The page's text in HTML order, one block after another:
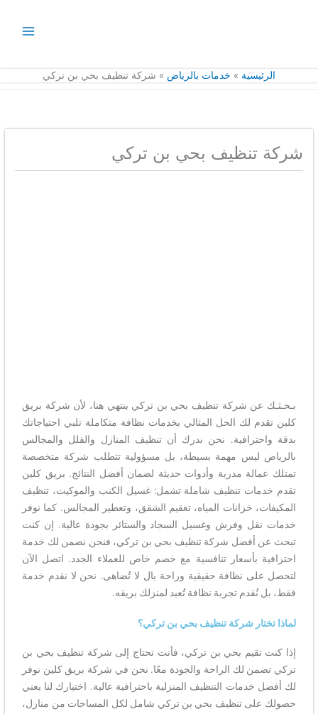
الرئيسية خدمات بالرياض شركة تنظيف بحي بن تركي
شركة تنظيف بحي بن تركي
بـحـثـك عن شركة تنظيف بحي بن تركي ينتهي هنا، لأن شركة بريق
كلين تقدم لك الحل المثالي بخدمات نظافة متكاملة تلبي احتياجاتك
بدقة واحترافية. نحن ندرك أن تنظيف المنازل والفلل والمجالس
بالرياض ليس مهمة بسيطة، بل مسؤولية تتطلب شركة متخصصة
تمتلك عمالة مدربة وأدوات حديثة لضمان أفضل النتائج. بريق كلين
تقدم خدمات تنظيف شاملة تشمل: غسيل الكنب والموكيت، تنظيف
المكيفات، خزانات المياه، تعقيم الشقق، وتعطير المجالس. كما نوفر
خدمات نقل وفرش وغسيل السجاد والستائر بجودة عالية. إن كنت
تبحث عن أفضل شركة تنظيف بحي بن تركي، فنحن نضمن لك خدمة
احترافية بأسعار تنافسية مع خصم خاص للعملاء الجدد. اتصل الآن
لتحصل على نظافة حقيقية وراحة بال لا تُضاهى. نحن لا نقدم خدمة
فقط، بل نُقدم تجربة نظافة تُعيد لمنزلك بريقه.
لماذا تختار شركة تنظيف بحي بن تركي؟
إذا كنت تقيم بحي بن تركي، فأنت تحتاج إلى شركة تنظيف بحي بن
تركي تضمن لك الراحة والجودة معًا. نحن في شركة بريق كلين نوفر
لك أفضل خدمات التنظيف المنزلية باحترافية عالية. اختيارك لنا يعني
حصولك على تنظيف بحي بن تركي شامل لكل المساحات من منازل،